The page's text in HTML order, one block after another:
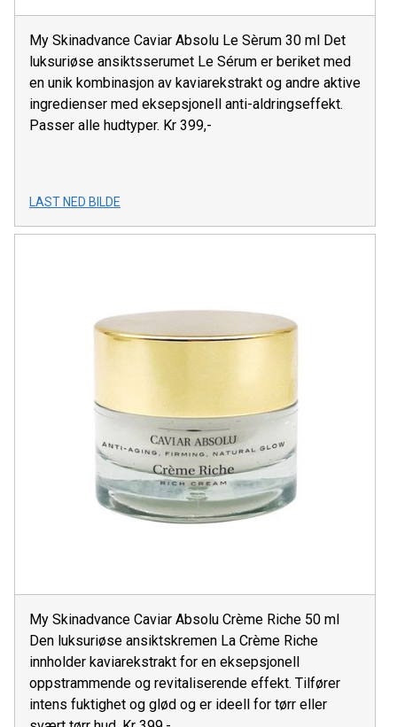
My Skinadvance Caviar Absolu Le Sèrum 30 ml Det
luksuriøse ansiktsserumet Le Sérum er beriket med
en unik kombinasjon av kaviarekstrakt og andre aktive
ingredienser med eksepsjonell anti-aldringseffekt.
Passer alle hudtyper. Kr 399,-
LAST NED BILDE
My Skinadvance Caviar Absolu Crème Riche 50 ml
Den luksuriøse ansiktskremen La Crème Riche
innholder kaviarekstrakt for en eksepsjonell
oppstrammende og revitaliserende effekt. Tilfører
intens fuktighet og glød og er ideell for tørr eller